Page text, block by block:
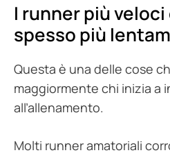
I runner più
spesso più
Questa è una delle cose
maggiormente chi inizia a
all’allenamento.
Molti runner amatoriali